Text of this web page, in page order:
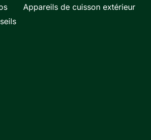
Appareils de cuisson extérieur